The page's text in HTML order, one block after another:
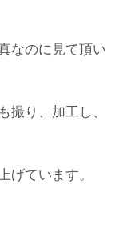
なのに見て頂い
撮り、加工し、
げています。